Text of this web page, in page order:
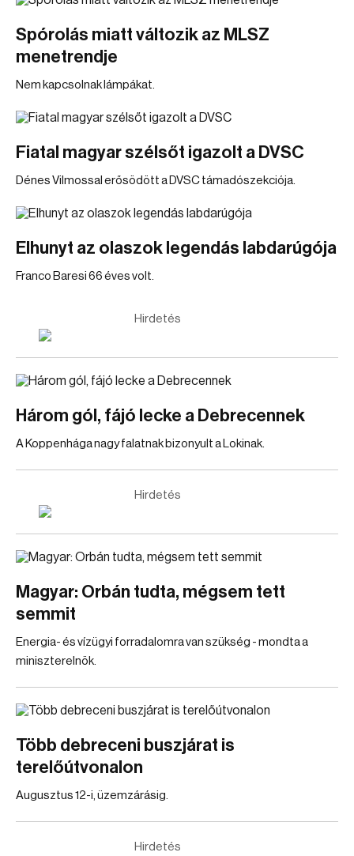
Spórolás miatt változik az MLSZ
menetrendje
Nem kapcsolnak lámpákat.
Fiatal magyar szélsőt igazolt a DVSC
Dénes Vilmossal erősödött a DVSC támadószekciója.
Elhunyt az olaszok legendás labdarúgója
Franco Baresi 66 éves volt.
Hirdetés
Három gól, fájó lecke a Debrecennek
A Koppenhága nagy falatnak bizonyult a Lokinak.
Hirdetés
Magyar: Orbán tudta, mégsem tett
semmit
Energia- és vízügyi forradalomra van szükség - mondta a
miniszterelnök.
Több debreceni buszjárat is
terelőútvonalon
Augusztus 12-i, üzemzárásig.
Hirdetés